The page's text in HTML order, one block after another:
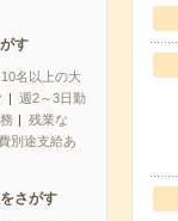
す
10名以上の大
週2～3日勤
残業な
別途支給あ
さがす